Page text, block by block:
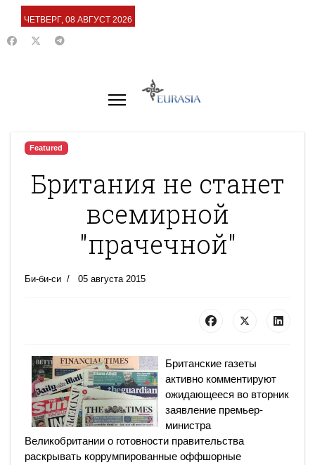
ЧЕТВЕРГ, 08 АВГУСТ 2026
Featured
Британия не станет
всемирной
"прачечной"
Би-би-си 05 августа 2015
Британские газеты
активно комментируют
ожидающееся во вторник
заявление премьер-
министра
Великобритании о готовности правительства
раскрывать коррумпированные оффшорные